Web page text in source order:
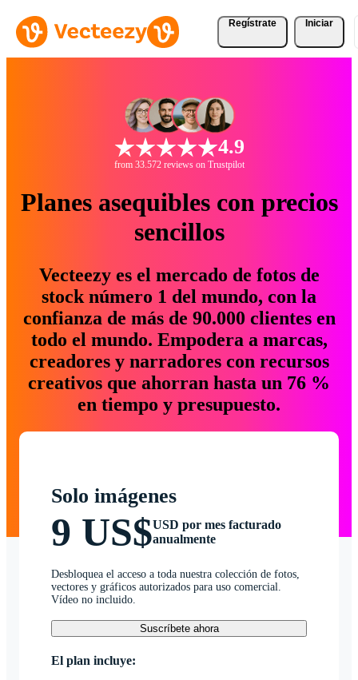
Regístrate Iniciar
4.9
from 33.572 reviews on Trustpilot
Planes asequibles con precios
sencillos
Vecteezy es el mercado de fotos de
stock número 1 del mundo, con la
confianza de más de 90.000 clientes en
todo el mundo. Empodera a marcas,
creadores y narradores con recursos
creativos que ahorran hasta un 76 %
en tiempo y presupuesto.
Solo imágenes
9 US$USD por mes facturado
anualmente
Desbloquea el acceso a toda nuestra colección de fotos,
vectores y gráficos autorizados para uso comercial.
Vídeo no incluido.
Suscríbete ahora
El plan incluye: